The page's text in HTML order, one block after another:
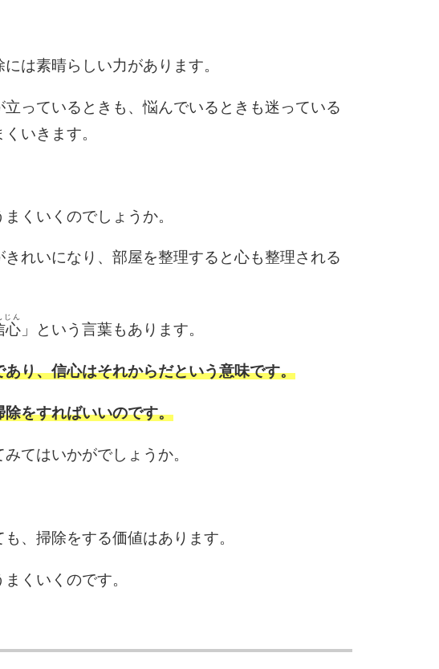
は素晴らしい力があります。
っているときも、悩んでいるときも迷っている
いきます。
くいくのでしょうか。
れいになり、部屋を整理すると心も整理される
心
じん
」という言葉もあります。
り、信心はそれからだという意味です。
をすればいいのです。
てはいかがでしょうか。
、掃除をする価値はあります。
くいくのです。